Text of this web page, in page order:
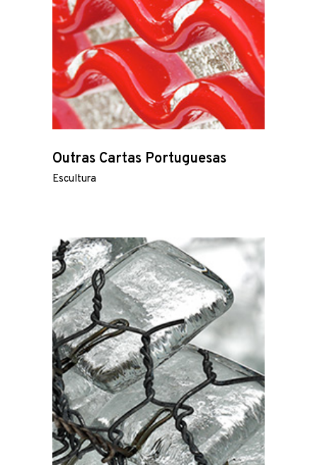
Outras Cartas Portuguesas
Escultura